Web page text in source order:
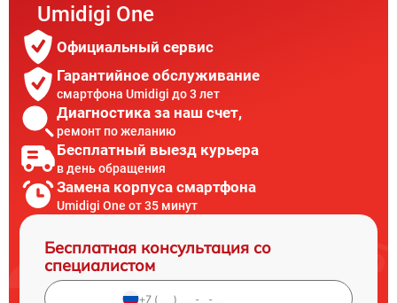
Umidigi One
Официальный сервис
Гарантийное обслуживание
смартфона Umidigi до 3 лет
Диагностика за наш счет,
ремонт по желанию
Бесплатный выезд курьера
в день обращения
Замена корпуса смартфона
Umidigi One от 35 минут
Бесплатная консультация со
специалистом